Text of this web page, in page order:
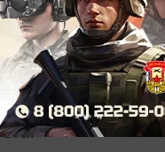
коронавируса.